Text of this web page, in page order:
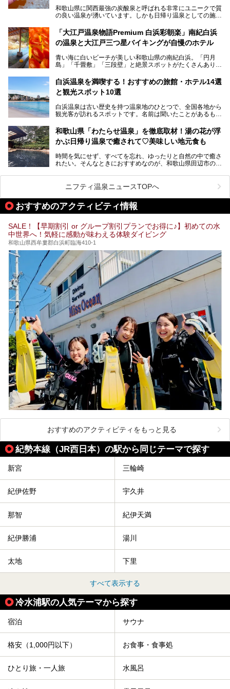
湧く竜宮城へ！
───
提供元：那智勝浦町【PR】
この記事は那智勝浦町のPR記事です。
和歌山県に関西最強の炭酸泉と呼ばれる非常にユニークで質
の良い温泉が湧いています。しかも日帰り温泉としての施設
薬師の湯」。朝一番のお風呂にはパリパリシャリシャリと膜
が張って、それを砕きながら入浴できるとか！
ンチに人気のお食事処メニューも紹介しちゃいます！
「大江戸温泉物語Premium 白浜彩朝楽」南紀白浜
の温泉と大江戸三つ星バイキングが自慢のホテル
青い海に白いビーチが美しい和歌山県の南紀白浜。「円月
島」「千畳敷」「三段壁」と絶景スポットがたくさんありま
場する歴史の古さから日本三古湯の一つにも。
そんな「南紀白浜温泉」の「大江戸温泉物語Premium 白浜
グ」がスタートしました。温泉＆バイキング＆レジャースポ
ットとしてのこのホテルの魅力をたっぷり体験してきたので
───
提供元：大江戸温泉物語ホテルズ＆リゾーツ株式会社【P
この記事は大江戸温泉物語Premium 白浜彩朝楽のPR記事で
す。
白浜温泉を満喫する！おすすめの旅館・ホテル14選
と観光スポット10選
白浜温泉は古い歴史を持つ温泉地のひとつで、全国各地から
観光客が訪れるスポットです。名前は聞いたことがあるもの
か、実は知らない方も多いのではないでしょうか。
そこで今回は、白浜温泉ビギナー向けの基本情報をご紹介し
浜温泉を訪れるなら外せない観光スポットも合わせてご紹介
します。
和歌山県「わたらせ温泉」を徹底取材！湯の花が浮
かぶ日帰り温泉で癒されて♡美味しい地元食も
時間を気にせず、すべてを忘れ、ゆったりと自然の中で癒さ
れたい。そんなときにおすすめなのが、和歌山県田辺市の
の豊かな山々を眺めながら、どんどん期待が膨らみますよ。
「わたらせ温泉」では、温泉に入れるだけではなく、地元の
特産品を使った食事をいただける「露天食堂」でお腹も満た
すことができます。ぜひチェックしてくださいね。
ニフティ温泉ニュースTOPへ
おすすめのアクティビティ情報
SALE！【早期割引 or グループ割引プランでお得に♪】初めての水
中世界へ！気軽に感動が味わえる体験ダイビング
和歌山県西牟婁郡白浜町臨海410-1
おすすめのアクティビティをもっと見る
紀勢本線（JR西日本）の駅から同じテーマで探す
新宮 三輪崎
紀伊佐野 宇久井
那智 紀伊天満
紀伊勝浦 湯川
太地 下里
すべて表示する
冷水浦駅の人気テーマから探す
宿泊 サウナ
格安（1,000円以下） お食事・食事処
ひとり旅・一人旅 水風呂